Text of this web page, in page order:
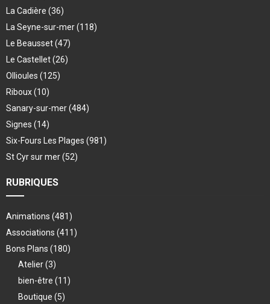
La Cadière (36)
La Seyne-sur-mer(118)
Le Beausset(47)
Le Castellet(26)
Ollioules (125)
Riboux(10)
Sanary-sur-mer(484)
Signes (14)
Six-Fours Les Plages (981)
St Cyr sur mer(52)
RUBRIQUES
Animations (481)
Associations (411)
Bons Plans (180)
Atelier(3)
bien-être (11)
Boutique (5)